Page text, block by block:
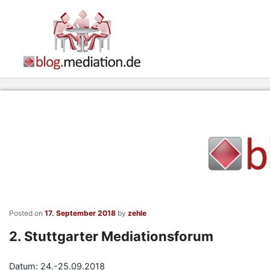
2. Stuttgarter Mediationsforum
Posted on 17. September 2018 by zehle
Datum: 24.-25.09.2018